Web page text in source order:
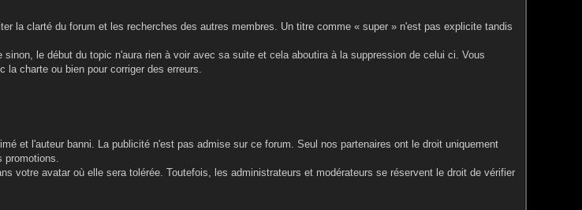
la clarté du forum et les recherches des autres membres. Un titre comme « super » n'est pas explicite tandis
le début du topic n'aura rien à voir avec sa suite et cela aboutira à la suppression de celui ci. Vous
la charte ou bien pour corriger des erreurs.
et l'auteur banni. La publicité n'est pas admise sur ce forum. Seul nos partenaires ont le droit uniquement
promotions.
votre avatar où elle sera tolérée. Toutefois, les administrateurs et modérateurs se réservent le droit de vérifier